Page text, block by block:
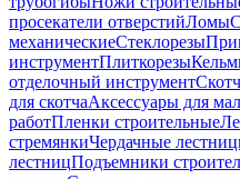
просекатели отверстийЛомы
механическиеСтеклорезы
инструментПлиткорезы
отделочный инструмент
для скотчаАксессуары для
работПленки строительные
стремянкиЧердачные
лестницПодъемники